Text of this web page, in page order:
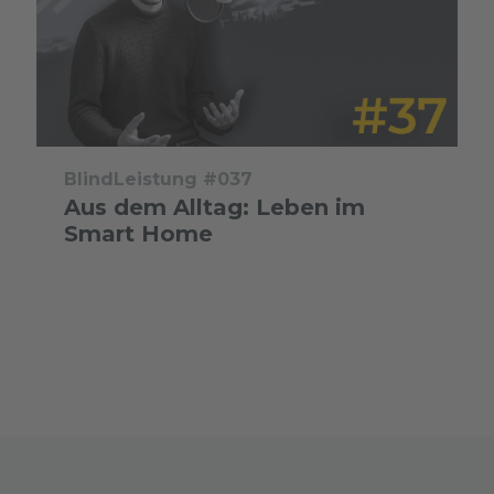
BlindLeistung #037
Aus dem Alltag: Leben im
Smart Home